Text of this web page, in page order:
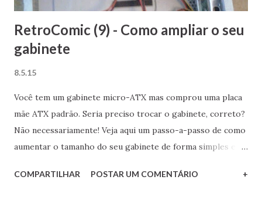
RetroComic (9) - Como ampliar o seu
gabinete
8.5.15
Você tem um gabinete micro-ATX mas comprou uma placa
mãe ATX padrão. Seria preciso trocar o gabinete, correto?
Não necessariamente! Veja aqui um passo-a-passo de como
aumentar o tamanho do seu gabinete de forma simples e
gabinete
COMPARTILHAR POSTAR UM COMENTÁRIO +